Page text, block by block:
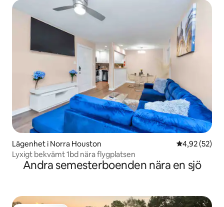
Lägenhet i Norra Houston 4,92 av 5 i
4,92 (52)
Lyxigt bekvämt 1bd nära flygplatsen
Andra semesterboenden nära en sjö